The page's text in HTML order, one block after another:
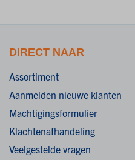
DIRECT NAAR
Assortiment
Aanmelden nieuwe klanten
Machtigingsformulier
Klachtenafhandeling
Veelgestelde vragen